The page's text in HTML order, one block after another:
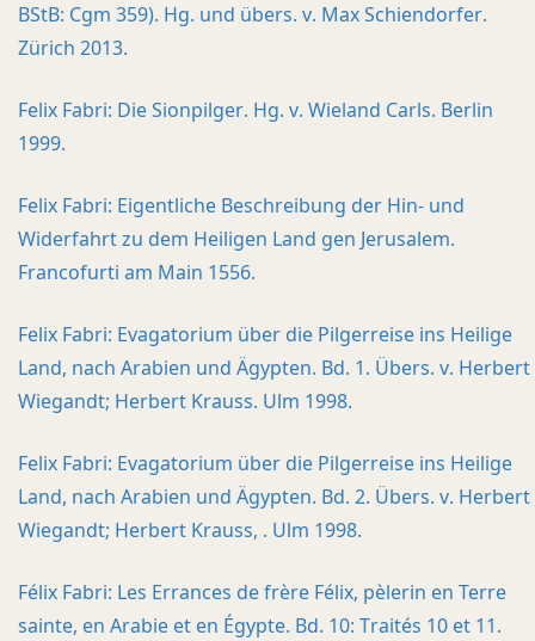
BStB: Cgm 359). Hg. und übers. v. Max Schiendorfer.
Zürich 2013.
Felix Fabri: Die Sionpilger. Hg. v. Wieland Carls. Berlin
1999.
Felix Fabri: Eigentliche Beschreibung der Hin- und
Widerfahrt zu dem Heiligen Land gen Jerusalem.
Francofurti am Main 1556.
Felix Fabri: Evagatorium über die Pilgerreise ins Heilige
Land, nach Arabien und Ägypten. Bd. 1. Übers. v. Herbert
Wiegandt; Herbert Krauss. Ulm 1998.
Felix Fabri: Evagatorium über die Pilgerreise ins Heilige
Land, nach Arabien und Ägypten. Bd. 2. Übers. v. Herbert
Wiegandt; Herbert Krauss, . Ulm 1998.
Félix Fabri: Les Errances de frère Félix, pèlerin en Terre
sainte, en Arabie et en Égypte. Bd. 10: Traités 10 et 11.